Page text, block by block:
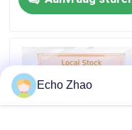
Gevallen
Vraag een offerte
Echo Zhao